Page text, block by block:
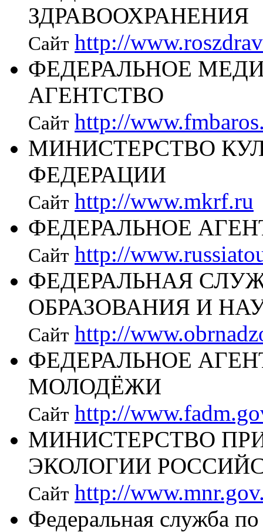
ЗДРАВООХРАНЕНИЯ
Сайт http://
ФЕДЕРАЛЬНОЕ
АГЕНТСТВО
Сайт http://
МИНИСТЕРСТВО
ФЕДЕРАЦИИ
Сайт http://www.mkrf.ru
ФЕДЕРАЛЬНОЕ
Сайт http://
ФЕДЕРАЛЬНАЯ
ОБРАЗОВАНИЯ И
Сайт http://
ФЕДЕРАЛЬНОЕ
МОЛОДЁЖИ
Сайт http://
МИНИСТЕРСТВО
ЭКОЛОГИИ
Сайт http://
Федеральная служба